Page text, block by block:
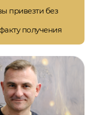
привезти без
получения